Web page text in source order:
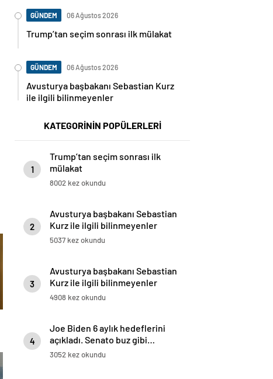
GÜNDEM 06 Ağustos 2026
Trump’tan seçim sonrası ilk mülakat
GÜNDEM 06 Ağustos 2026
Avusturya başbakanı Sebastian Kurz
ile ilgili bilinmeyenler
KATEGORİNİN POPÜLERLERİ
1
Trump’tan seçim sonrası ilk
mülakat
8002 kez okundu
2
Avusturya başbakanı Sebastian
Kurz ile ilgili bilinmeyenler
5037 kez okundu
3
Avusturya başbakanı Sebastian
Kurz ile ilgili bilinmeyenler
4908 kez okundu
4
Joe Biden 6 aylık hedeflerini
açıkladı. Senato buz gibi…
3052 kez okundu